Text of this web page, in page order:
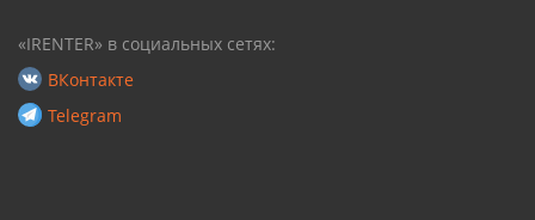
«IRENTER» в социальных сетях:
ВКонтакте
Telegram